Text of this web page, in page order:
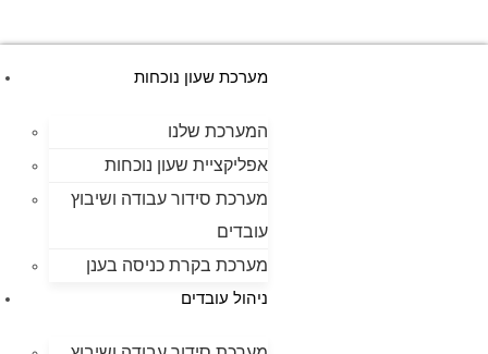
מערכת שעון נוכחות
המערכת שלנו
אפליקציית שעון נוכחות
מערכת סידור עבודה ושיבוץ
עובדים
מערכת בקרת כניסה בענן
ניהול עובדים